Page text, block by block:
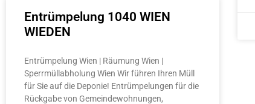
Entrümpelung 1040 WIEN
WIEDEN
Entrümpelung Wien | Räumung Wien |
Sperrmüllabholung Wien Wir führen Ihren Müll
für Sie auf die Deponie! Entrümpelungen für die
Rückgabe von Gemeindewohnungen,